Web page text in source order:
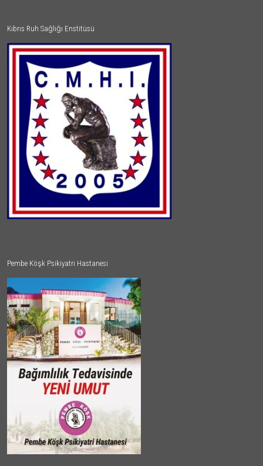
Kıbrıs Ruh Sağlığı Enstitüsü
Pembe Köşk Psikiyatri Hastanesi